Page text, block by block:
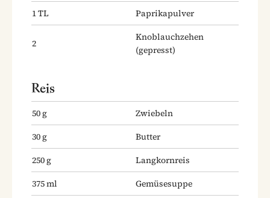
1TL Paprikapulver
2
Knoblauchzehen
(gepresst)
Reis
50g
Zwiebeln
30g
Butter
250g
Langkornreis
375ml Gemüsesuppe